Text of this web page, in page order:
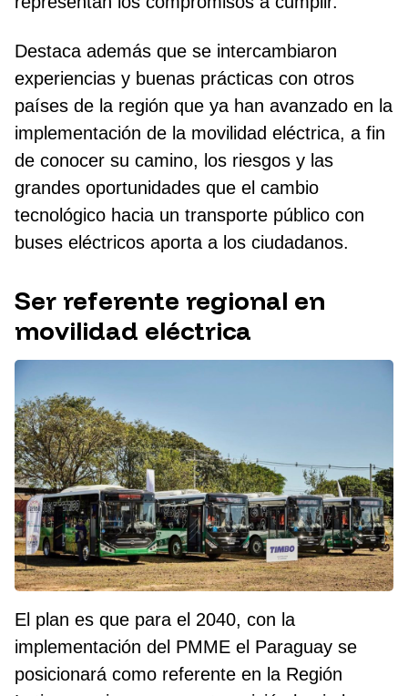
Destaca además que se intercambiaron
experiencias y buenas prácticas con otros
países de la región que ya han avanzado en la
implementación de la movilidad eléctrica, a fin
de conocer su camino, los riesgos y las
grandes oportunidades que el cambio
tecnológico hacia un transporte público con
buses eléctricos aporta a los ciudadanos.
Ser referente regional en
movilidad eléctrica
El plan es que para el 2040, con la
implementación del PMME el Paraguay se
posicionará como referente en la Región